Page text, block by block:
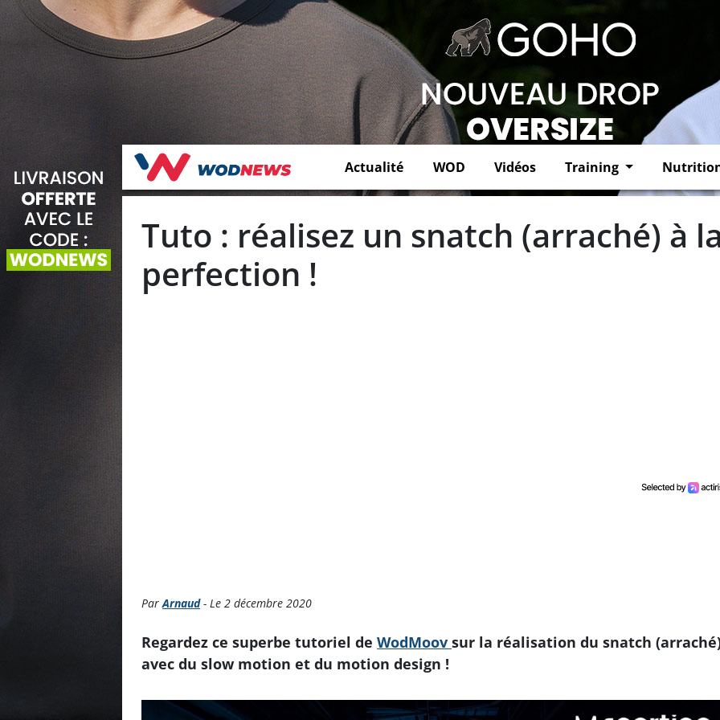
Actualité WOD Vidéos Training
Tuto : réalisez un snatch (arraché) à
perfection !
ParArnaud- Le 2 décembre 2020
Regardez ce superbe tutoriel de WodMoov sur la réalisation du snatch
avec du slow motion et du motion design !